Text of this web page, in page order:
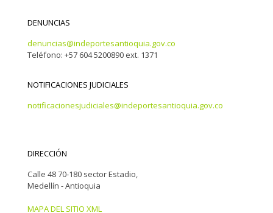
DENUNCIAS
denuncias@indeportesantioquia.gov.co
Teléfono: +57 604 5200890 ext. 1371
NOTIFICACIONES JUDICIALES
notificacionesjudiciales@indeportesantioquia.gov.co
DIRECCIÓN
Calle 48 70-180 sector Estadio,
Medellín - Antioquia
MAPA DEL SITIO XML